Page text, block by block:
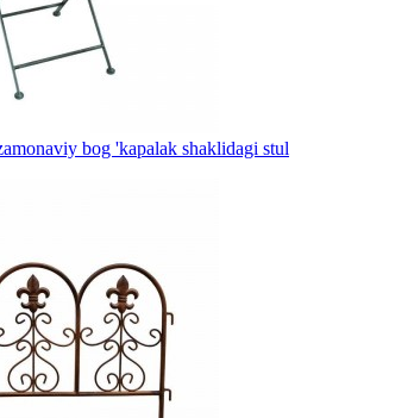
bog 'kapalak shaklidagi stul